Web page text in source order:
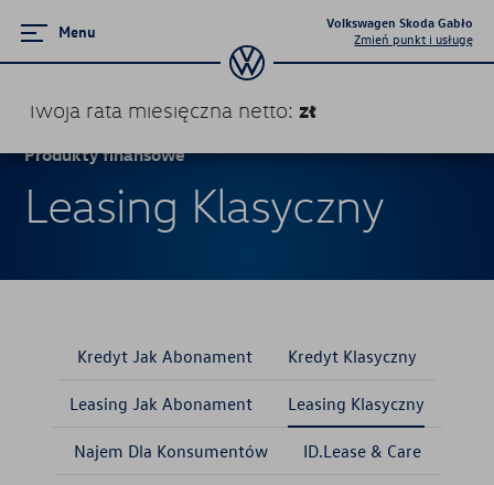
Menu
Volkswagen Skoda Gabło
Zmień punkt i usługę
Produkty finansowe
Kredyt Jak Abonament
Leasing Klasyczny
Najem Dla Konsumentów
ID.Lease & Care
Produkty finansowe
Leasing Klasyczny
Kredyt Jak Abonament Kredyt Klasyczny
Leasing Jak Abonament Leasing Klasyczny
Najem Dla Konsumentów ID.Lease & Care
Twoja rata miesięczna netto: zł